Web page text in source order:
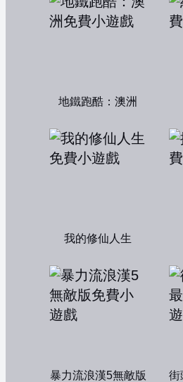
地鐵跑酷：澳洲
我的修仙人生
暴力流浪漢5無敵版